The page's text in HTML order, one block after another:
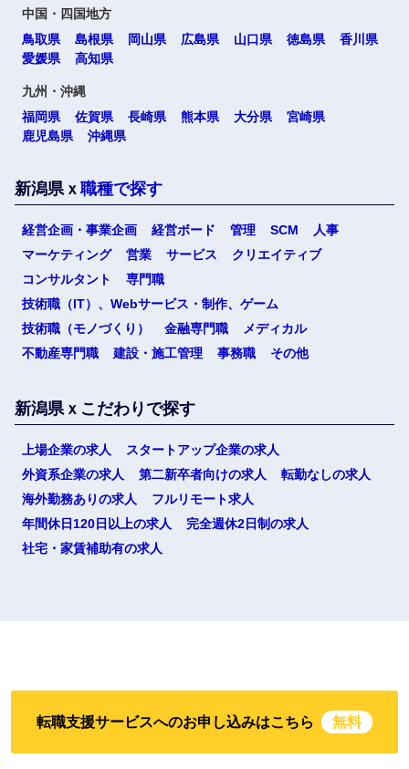
選択する
中国・四国地方
鳥取県
島根県 岡山県 広島県 山口県 徳島県
香川県
愛媛県
高知県
九州・沖縄
福岡県
佐賀県 長崎県 熊本県 大分県
宮崎県
鹿児島県
沖縄県
新潟県ｘ 職種で探す
経営企画・事業企画 経営ボード 管理 SCM
人事
マーケティング
営業 サービス
クリエイティブ
コンサルタント
専門職
技術職（IT）、Webサービス・制作、ゲーム
技術職（モノづくり）
金融専門職
メディカル
不動産専門職
建設・施工管理 事務職 その他
新潟県ｘこだわりで探す
上場企業の求人
スタートアップ企業の求人
外資系企業の求人
第二新卒者向けの求人
転勤なしの求人
海外勤務ありの求人
フルリモート求人
年間休日120日以上の求人
完全週休2日制の求人
社宅・家賃補助有の求人
転職支援サービスへのお申し込みはこちら 無料